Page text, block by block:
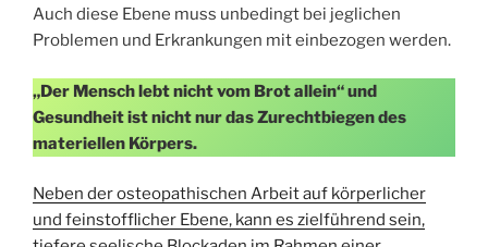
Auch diese Ebene muss unbedingt bei jeglichen
Problemen und Erkrankungen mit einbezogen werden.
„Der Mensch lebt nicht vom Brot allein“ und
Gesundheit ist nicht nur das Zurechtbiegen des
materiellen Körpers.
Neben der osteopathischen Arbeit auf körperlicher
und feinstofflicher Ebene, kann es zielführend sein,